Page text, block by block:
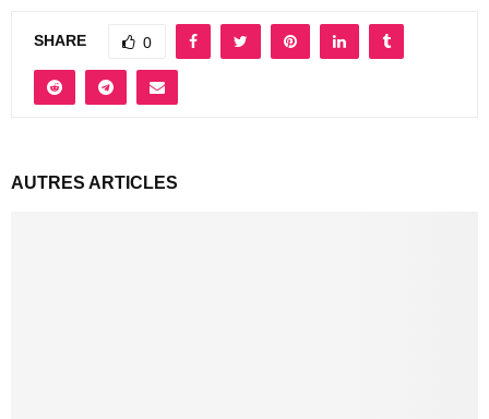
SHARE 0
AUTRES ARTICLES